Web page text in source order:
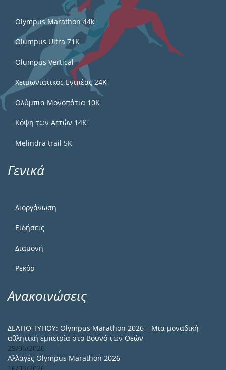
Olympus Marathon 44k
Olumpus Ultra 71K
Olumpus Vertical
Χειμωνιάτικος Ενιπέας 24Κ
Ολύμπια Μονοπάτια 10Κ
Κόψη των Αετών 14Κ
Melindra trail 5Κ
Γενικά
Διοργάνωση
Ειδήσεις
Διαμονή
Ρεκόρ
Ανακοινώσεις
ΔΕΛΤΙΟ ΤΥΠΟΥ: Olympus Marathon 2026 – Μια μοναδική
αθλητική εμπειρία στο Βουνό των Θεών
29/06/2026
Αλλαγές Olympus Marathon 2026